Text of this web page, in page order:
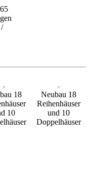
18
10
Neubau 18
Reihenhäuser
und 10
Doppelhäuser